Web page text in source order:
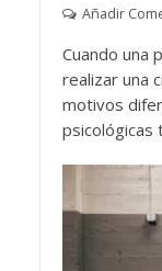
Añadir
Cuando una
realizar una
motivos
psicológicas